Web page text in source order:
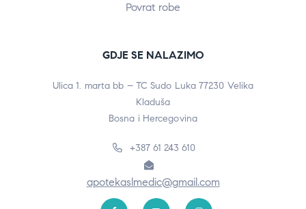
Povrat robe
GDJE SE NALAZIMO
Ulica 1. marta bb – TC Sudo Luka 77230 Velika
Kladuša
Bosna i Hercegovina
+387 61 243 610
apotekaslmedic@gmail.com